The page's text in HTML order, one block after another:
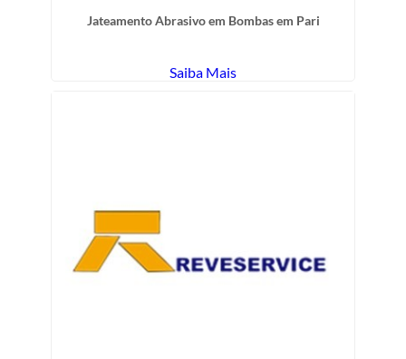
Jateamento Abrasivo em Bombas em Pari
Saiba Mais